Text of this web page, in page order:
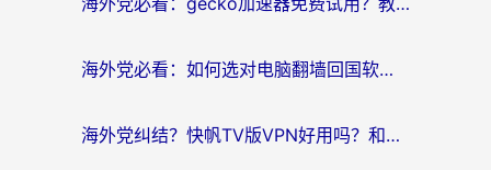
海外党必看：如何选对电脑翻墙回国软件，轻松解锁国内资源？
海外党纠结？快帆TV版VPN好用吗？和扇贝手游VPN对比哪个回国效果更好？